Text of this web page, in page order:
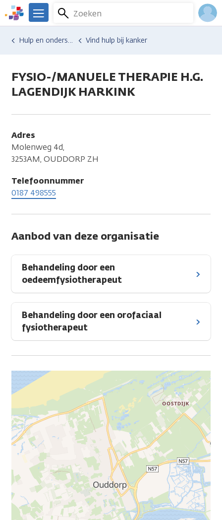
Overslaan
en
naar
We
er
Kanker.nl
Zoeken
Menu
Hulp en ondersteuning Vind hulp bij kanker
FYSIO-/MANUELE THERAPIE H.G.
LAGENDIJK HARKINK
Adres
Molenweg 4d,
3253AM, OUDDORP ZH
Telefoonnummer
0187 498555
Aanbod van deze organisatie
Behandeling door een
oedeemfysiotherapeut
Behandeling door een orofaciaal
fysiotherapeut